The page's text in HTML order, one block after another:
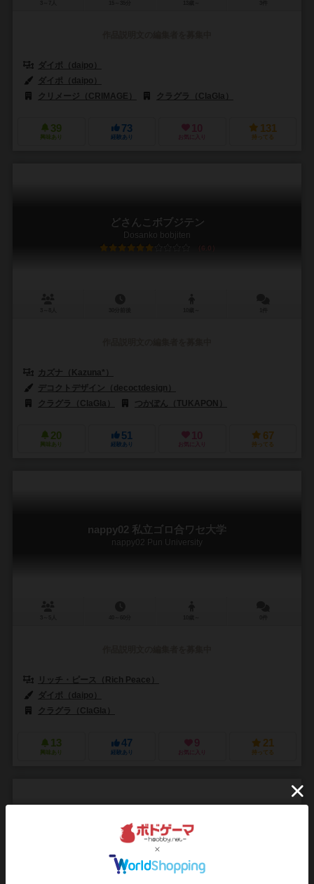
ダイポ（daipo）
ダイポ（daipo）
クリメージ（CRIMAGE）
クラグラ（ClaGla）
39
興味あり
73
経験あり
10
お気に入り
131
持ってる
どさんこボブジテン
Dosanko bobjiten
6.0
カズナ（Kazuna*）
デコクトデザイン（decoctdesign）
クラグラ（ClaGla）
つかぽん（TUKAPON）
20
興味あり
51
経験あり
10
お気に入り
67
持ってる
nappy02 私立ゴロ合ワセ大学
nappy02 Pun University
リッチ・ピース（Rich Peace）
ダイポ（daipo）
クラグラ（ClaGla）
13
興味あり
47
経験あり
9
お気に入り
21
持ってる
たった今考えたプロポーズの言葉を君に捧ぐよ。ドンキ
Instant Propose: Don Quijote